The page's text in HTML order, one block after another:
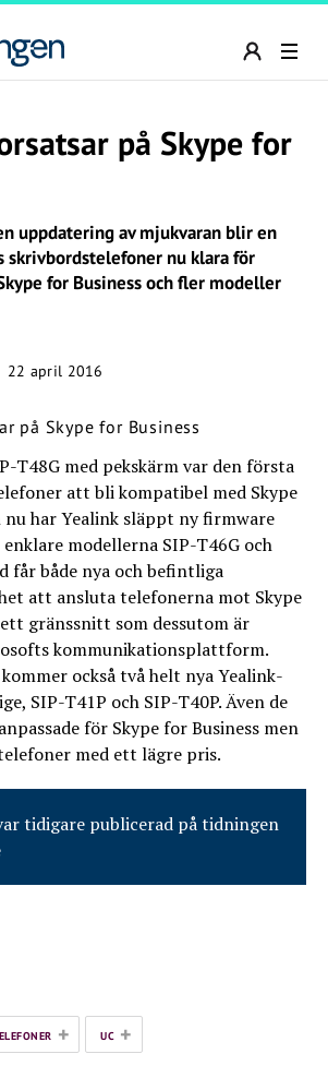
på Skype for
uppdatering av mjukvaran blir en
skrivbordstelefoner nu klara för
for Business och fler modeller
22 april 2016
T48G med pekskärm var den första
att bli kompatibel med Skype
nu har Yealink släppt ny firmware
modellerna SIP-T46G och
får både nya och befintliga
att ansluta telefonerna mot Skype
gränssnitt som dessutom är
kommunikationsplattform.
också två helt nya Yealink-
SIP-T41P och SIP-T40P. Även de
för Skype for Business men
med ett lägre pris.
tidigare publicerad på tidningen
+ UC +